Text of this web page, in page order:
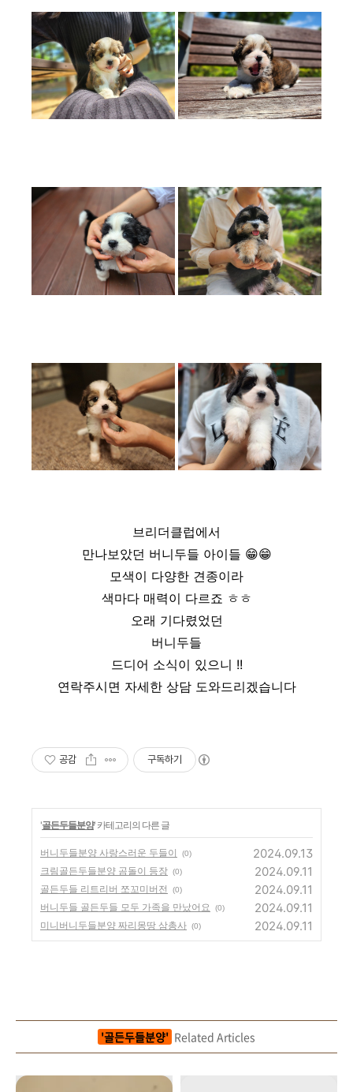
브리더클럽에서
만나보았던 버니두들 아이들 😁😁
모색이 다양한 견종이라
색마다 매력이 다르죠 ㅎㅎ
오래 기다렸었던
버니두들
드디어 소식이 있으니 !!
연락주시면 자세한 상담 도와드리겠습니다
공감 구독하기
'골든두들분양' 카테고리의 다른 글
버니두들분양 사랑스러운 두들이 (0) 2024.09.13
크림골든두들분양 곰돌이 등장 (0) 2024.09.11
골든두들 리트리버 쪼꼬미버전 (0) 2024.09.11
버니두들 골든두들 모두 가족을 만났어요 (0) 2024.09.11
미니버니두들분양 짜리몽땅 삼총사 (0) 2024.09.11
'골든두들분양' Related Articles